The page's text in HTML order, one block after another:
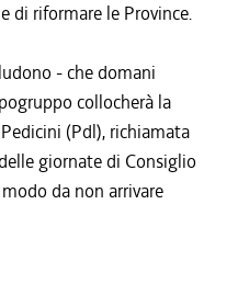
di riformare le Province.
- che domani
collocherà la
(Pdl), richiamata
giornate di Consiglio
da non arrivare